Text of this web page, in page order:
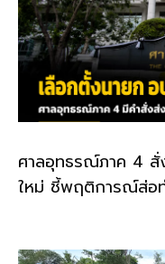
ศาลอุทธรณ์ภาค 4 สั่
ใหม่ ชี้พฤติการณ์ส่อท